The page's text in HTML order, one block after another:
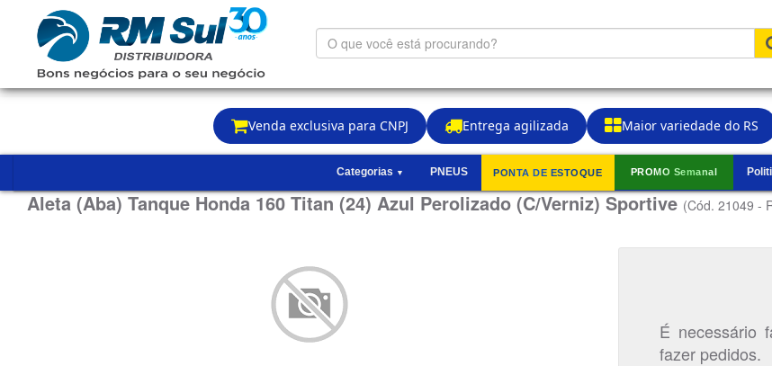
Venda exclusiva para CNPJ Entrega agilizada Maior variedade do RS
O
que
está
procurando?
Categorias ▼ PNEUS PONTA DE ESTOQUE PROMO Semanal
Aleta (Aba) Tanque Honda 160 Titan (24) Azul Perolizado (C/Verniz) Sportive(Cód. 21049 -
É necessário
fazer pedidos.